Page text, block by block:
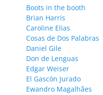
Boots in the booth
Brian Harris
Caroline Elias
Cosas de Dos Palabras
Daniel Gile
Don de Lenguas
Edgar Weiser
El Gascón Jurado
Ewandro Magalhães